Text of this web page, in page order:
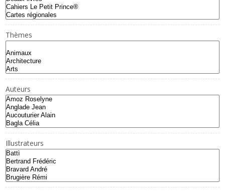
Thèmes
Auteurs
Illustrateurs